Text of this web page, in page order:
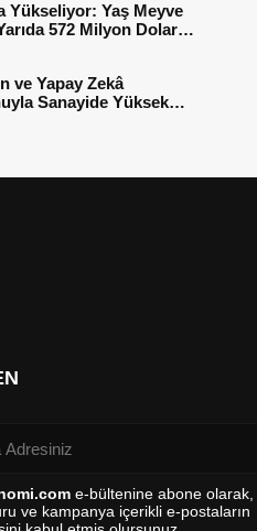
Yükseliyor: Yaş Meyve
572 Milyon Dolar
ve Yapay Zekâ
Sanayide Yüksek
e-bültenine abone olarak,
ve kampanya içerikli e-postaların